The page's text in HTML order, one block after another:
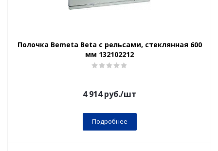
Полочка Bemeta Beta с рельсами, стеклянная 600
мм 132102212
4 914руб./шт
Подробнее